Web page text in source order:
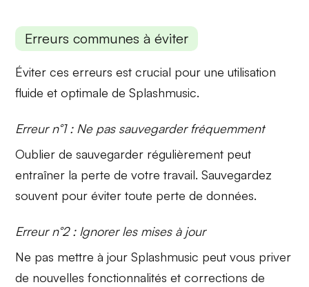
Erreurs communes à éviter
Éviter ces erreurs est crucial pour une utilisation
fluide et optimale deSplashmusic.
Erreur n°1 : Ne pas sauvegarder fréquemment
Oublier desauvegarder régulièrement peut
entraîner la perte de votre travail. Sauvegardez
souvent pour éviter toute perte de données.
Erreur n°2 : Ignorer les mises à jour
Ne pas mettre à jourSplashmusic peut vous priver
de nouvelles fonctionnalités et corrections de